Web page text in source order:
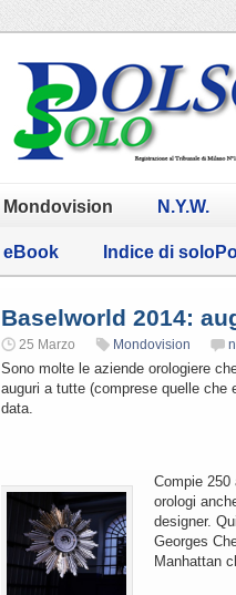
Mondovision N.Y.W.
eBook Indice di
Baselworld 2014:
25 Marzo Mondovision
Sono molte le aziende orologiere
auguri a tutte (comprese quelle che
data.
Compie 250
orologi
designer.
Georges
Manhattan